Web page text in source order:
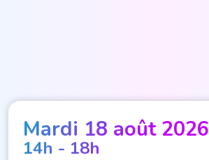
Mardi 18 août 2026
14h - 18h